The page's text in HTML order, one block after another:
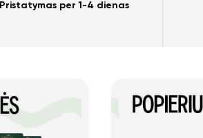
Pristatymas per 1-4 dienas